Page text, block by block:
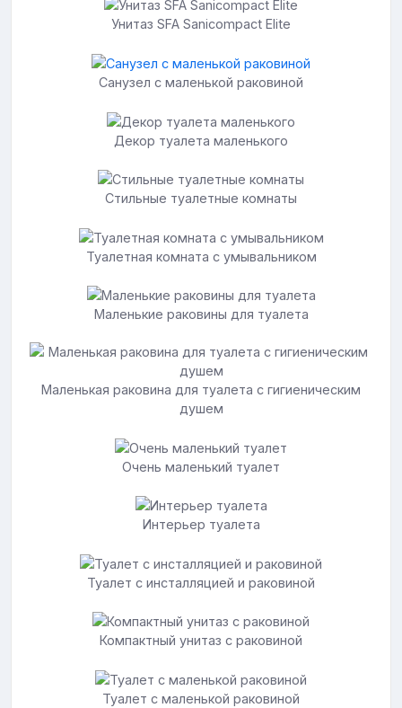
Унитаз SFA Sanicompact Elite
Санузел с маленькой раковиной
Декор туалета маленького
Стильные туалетные комнаты
Туалетная комната с умывальником
Маленькие раковины для туалета
Маленькая раковина для туалета с гигиеническим
душем
Очень маленький туалет
Интерьер туалета
Туалет с инсталляцией и раковиной
Компактный унитаз с раковиной
Туалет с маленькой раковиной